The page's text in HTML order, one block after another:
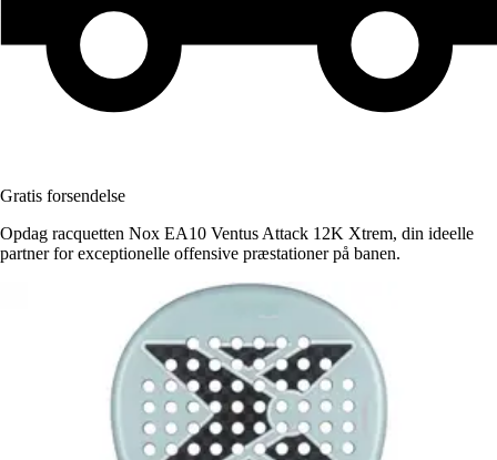
Gratis forsendelse
Opdag racquetten Nox EA10 Ventus Attack 12K Xtrem, din ideelle
partner for exceptionelle offensive præstationer på banen.